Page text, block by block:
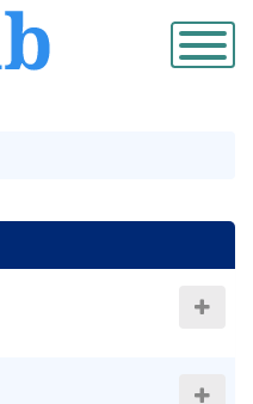
Přepnout
navigaci